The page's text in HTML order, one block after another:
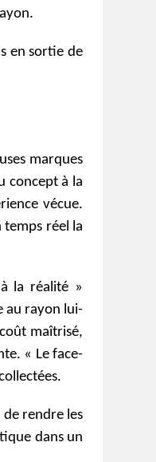
en sortie de
marques
concept à la
vécue.
temps réel la
la réalité »
au rayon lui-
maîtrisé,
« Le face-
rendre les
dans un